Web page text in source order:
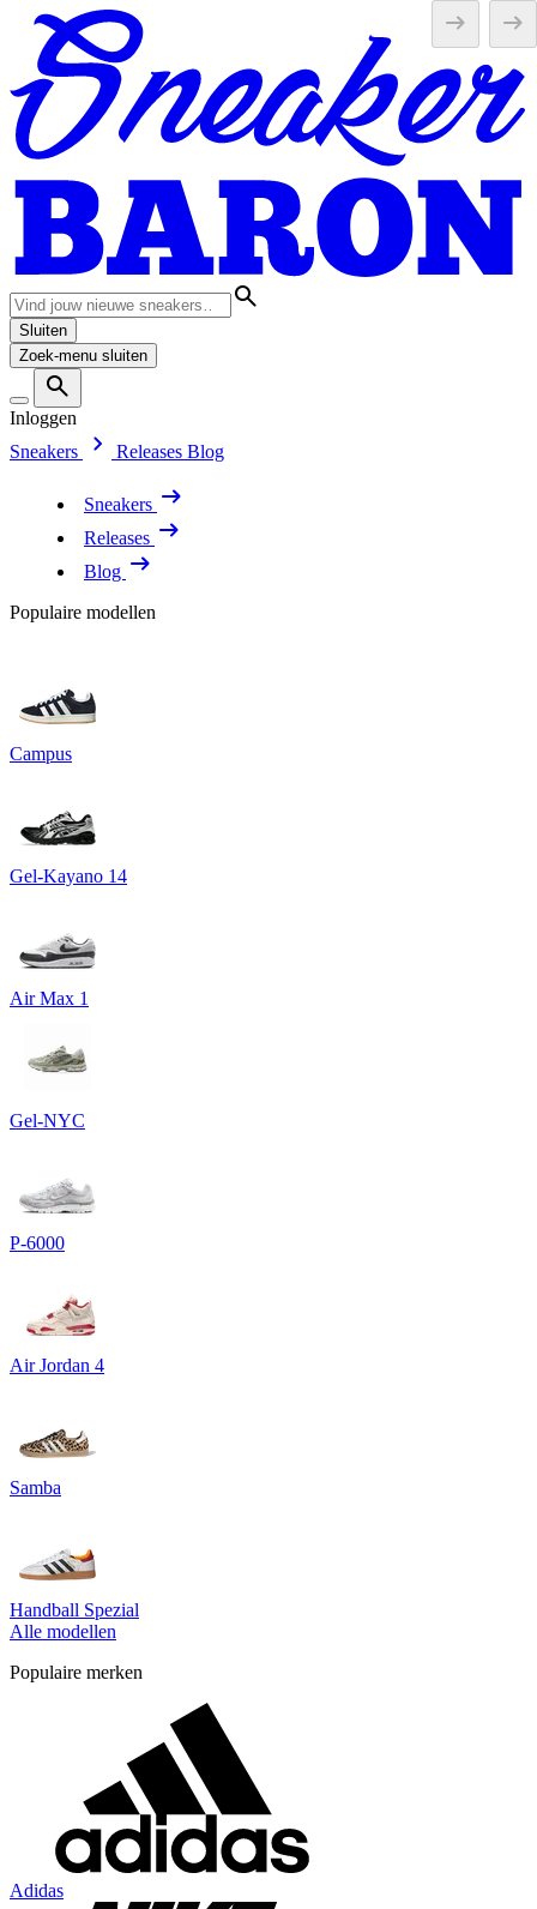
Sluiten
Zoek-menu sluiten
Inloggen
Sneakers
Releases Blog
Sneakers
Releases
Blog
Populaire modellen
Campus
Gel-Kayano 14
Air Max 1
Gel-NYC
P-6000
Air Jordan 4
Samba
Handball Spezial
Alle modellen
Populaire merken
Adidas